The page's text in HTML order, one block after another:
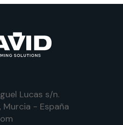
Lucas s/n.
Murcia - España